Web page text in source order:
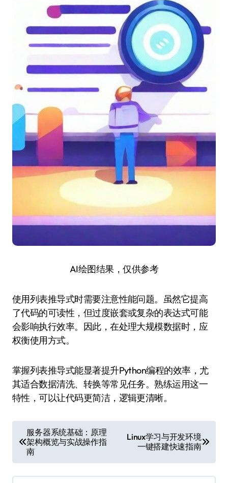
AI绘图结果，仅供参考
使用列表推导式时需要注意性能问题。虽然它提高
了代码的可读性，但过度嵌套或复杂的表达式可能
会影响执行效率。因此，在处理大规模数据时，应
权衡使用方式。
掌握列表推导式能显著提升Python编程的效率，尤
其适合数据清洗、转换等常见任务。熟练运用这一
特性，可以让代码更简洁，逻辑更清晰。
章
导
航
服务器系统基础：原理
架构概览与实战操作指
南
Linux学习与开发环境
一键搭建快速指南